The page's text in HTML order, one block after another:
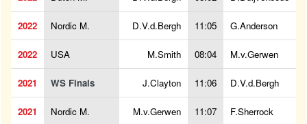
2022 Nordic M. D.V.d.Bergh 11:05 G.Anderson
2022 USA M.Smith 08:04 M.v.Gerwen
2021 WS Finals J.Clayton 11:06 D.V.d.Bergh
2021 Nordic M. M.v.Gerwen 11:07 F.Sherrock